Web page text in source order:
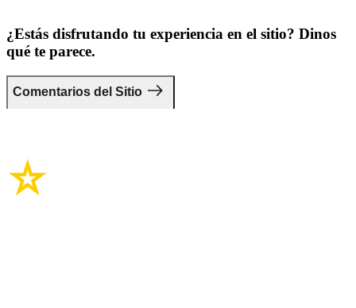
¿Estás disfrutando tu experiencia en el sitio? Dinos
qué te parece.
Comentarios del Sitio